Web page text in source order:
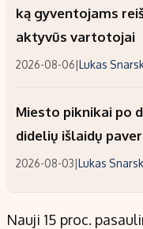
ką gyventojams
aktyvūs vartotojai
2026-08-06|Lukas
Miesto piknikai po
didelių išlaidų
2026-08-03|Lukas
Nauji 15 proc.